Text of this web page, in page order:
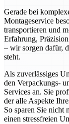
Gerade bei
Montageservice
transportieren und
Erfahrung,
– wir sorgen dafür,
steht.
Als zuverlässiges
den Verpackungs-
Services an. Sie
der alle Aspekte
So sparen Sie nicht
einen stressfreien